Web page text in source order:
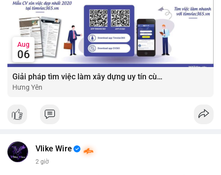
Aug
06
Giải pháp tìm việc làm xây dựng uy tín cùng mức lương thưởng hấp dẫn ?️
Hưng Yên
Vlike Wire
2 giờ